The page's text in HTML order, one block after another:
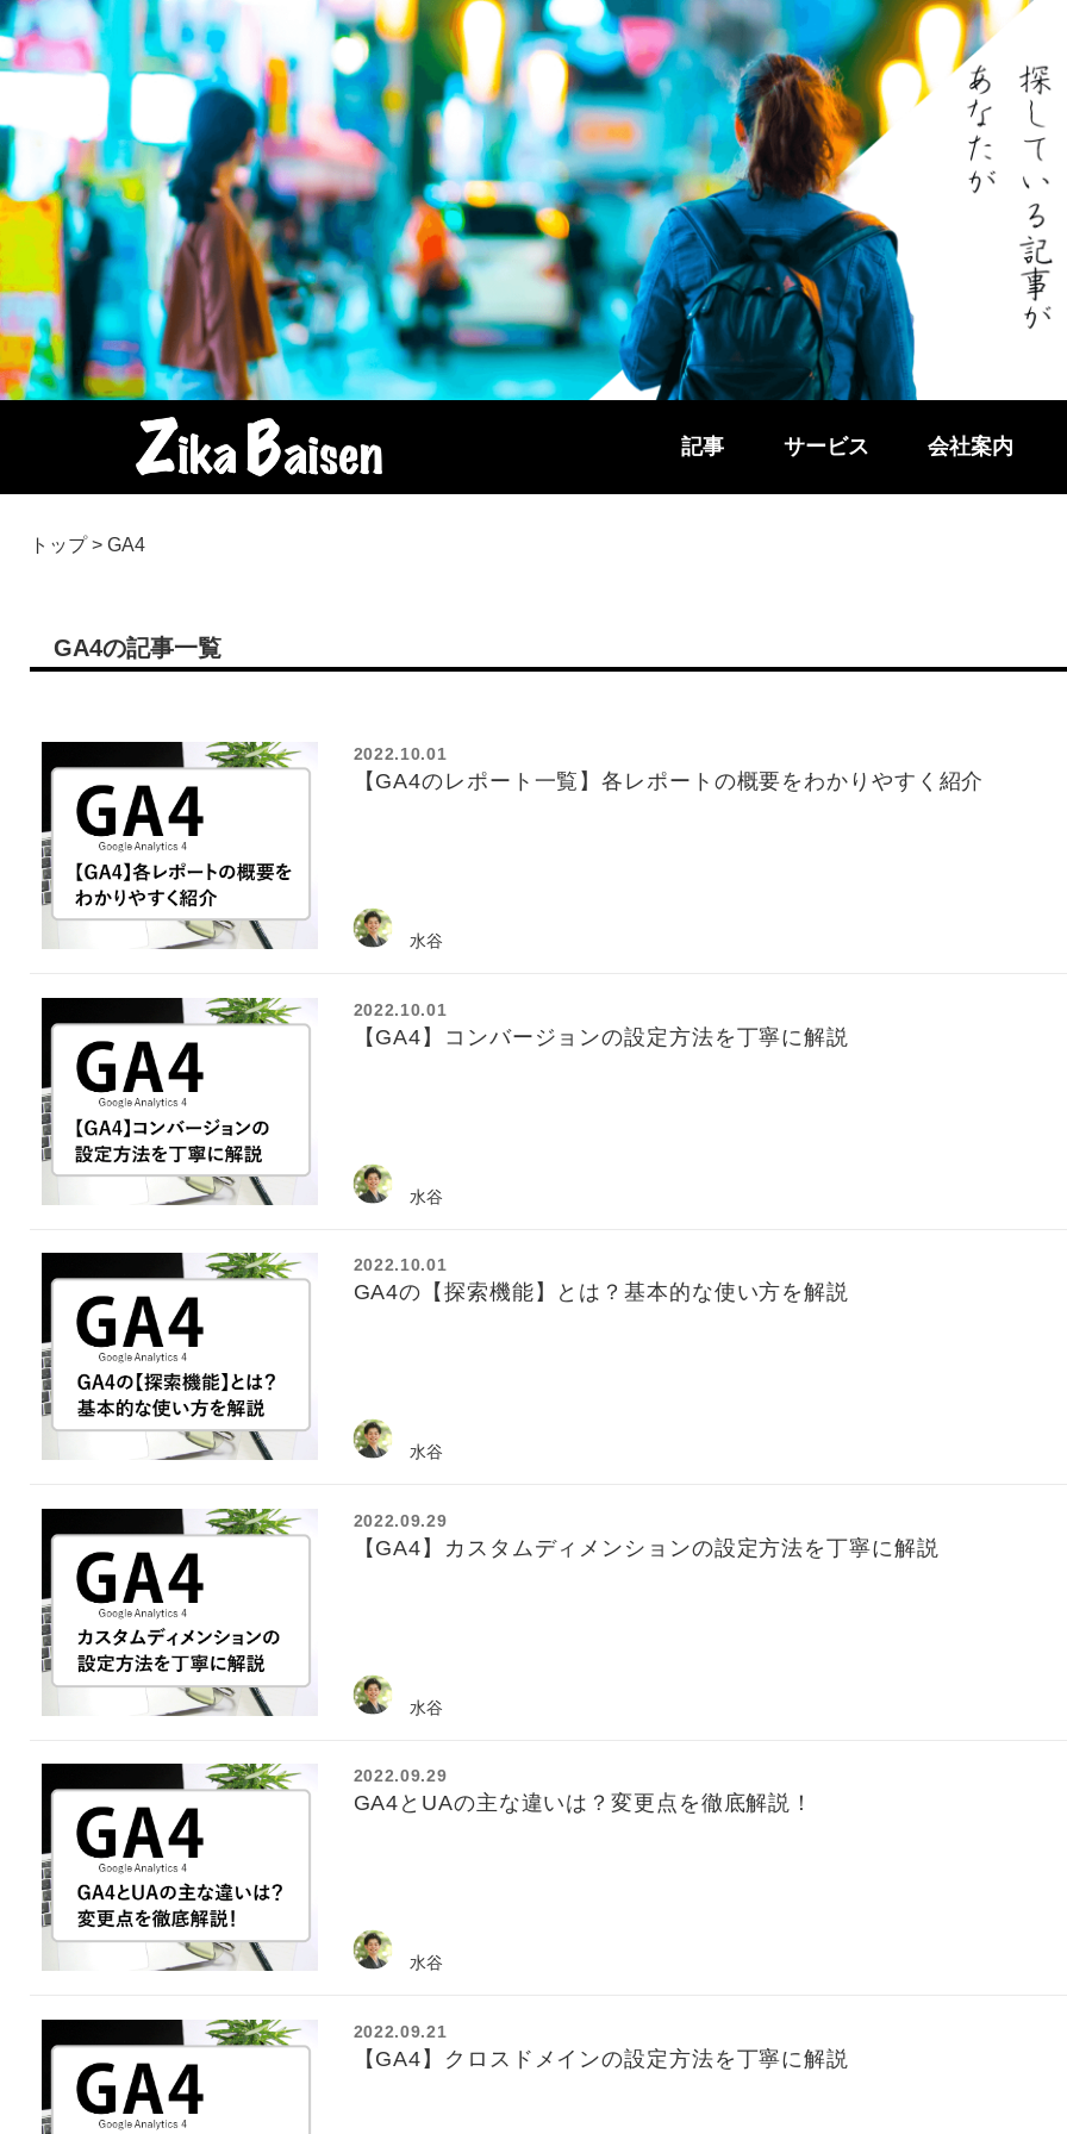
記事 サービス 会社案内
トップ> GA4
GA4の記事一覧
2022.10.01
【GA4のレポート一覧】各レポートの概要をわかりやすく紹介
水谷
2022.10.01
【GA4】コンバージョンの設定方法を丁寧に解説
水谷
2022.10.01
GA4の【探索機能】とは？基本的な使い方を解説
水谷
2022.09.29
【GA4】カスタムディメンションの設定方法を丁寧に解説
水谷
2022.09.29
GA4とUAの主な違いは？変更点を徹底解説！
水谷
2022.09.21
【GA4】クロスドメインの設定方法を丁寧に解説